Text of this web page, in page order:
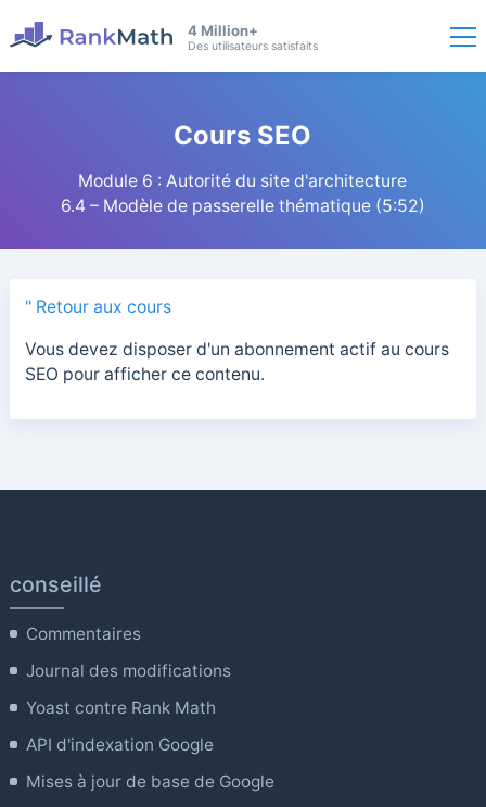
4 Million+
Des utilisateurs satisfaits
Cours SEO
Module 6 : Autorité du site d'architecture
6.4 – Modèle de passerelle thématique (5:52)
" Retour aux cours
Vous devez disposer d'un abonnement actif au cours
SEO pour afficher ce contenu.
conseillé
Commentaires
Journal des modifications
Yoast contre Rank Math
API d'indexation Google
Mises à jour de base de Google